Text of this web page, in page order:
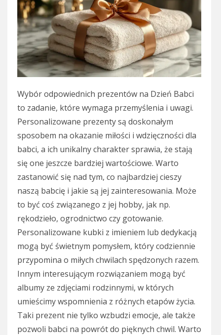
Wybór odpowiednich prezentów na Dzień Babci
to zadanie, które wymaga przemyślenia i uwagi.
Personalizowane prezenty są doskonałym
sposobem na okazanie miłości i wdzięczności dla
babci, a ich unikalny charakter sprawia, że stają
się one jeszcze bardziej wartościowe. Warto
zastanowić się nad tym, co najbardziej cieszy
naszą babcię i jakie są jej zainteresowania. Może
to być coś związanego z jej hobby, jak np.
rękodzieło, ogrodnictwo czy gotowanie.
Personalizowane kubki z imieniem lub dedykacją
mogą być świetnym pomysłem, który codziennie
przypomina o miłych chwilach spędzonych razem.
Innym interesującym rozwiązaniem mogą być
albumy ze zdjęciami rodzinnymi, w których
umieścimy wspomnienia z różnych etapów życia.
Taki prezent nie tylko wzbudzi emocje, ale także
pozwoli babci na powrót do pięknych chwil. Warto